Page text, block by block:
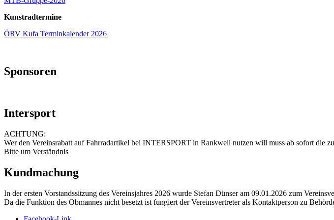
Kunstradtermine
ÖRV Kufa Terminkalender 2026
Sponsoren
Intersport
ACHTUNG:
Wer den Vereinsrabatt auf Fahrradartikel bei INTERSPORT in Rankweil nutzen will muss ab sofort die
Bitte um Verständnis
Kundmachung
In der ersten Vorstandssitzung des Vereinsjahres 2026 wurde Stefan Dünser am 09.01.2026 zum
Da die Funktion des Obmannes nicht besetzt ist fungiert der Vereinsvertreter als Kontaktperson zu